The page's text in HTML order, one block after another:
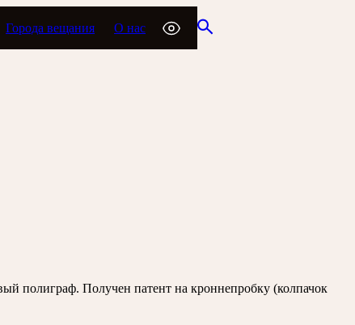
Города вещания О нас
полиграф. Получен патент на кроннепробку (колпачок